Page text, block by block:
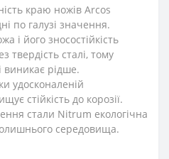
краю ножів Arcos
по галузі значення.
і його зносостійкість
твердість сталі, тому
виникає рідше.
удосконаленій
стійкість до корозії.
стали Nitrum екологічна
середовища.